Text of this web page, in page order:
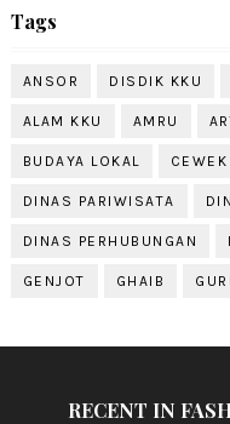
Tags
ANSOR DISDIK KKU
ALAM KKU AMRU
BUDAYA LOKAL
DINAS PARIWISATA
DINAS PERHUBUNGAN
GENJOT GHAIB
RECENT IN